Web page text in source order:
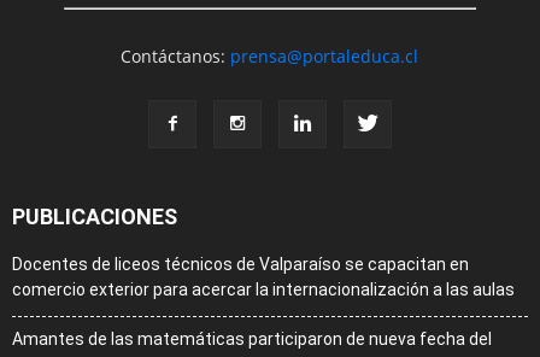
Contáctanos: prensa@portaleduca.cl
PUBLICACIONES
Docentes de liceos técnicos de Valparaíso se capacitan en
comercio exterior para acercar la internacionalización a las aulas
Amantes de las matemáticas participaron de nueva fecha del